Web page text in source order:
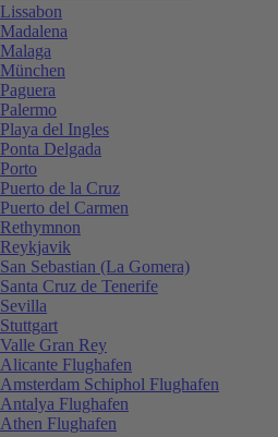
Lissabon
Madalena
Malaga
München
Paguera
Palermo
Playa del Ingles
Ponta Delgada
Porto
Puerto de la Cruz
Puerto del Carmen
Rethymnon
Reykjavik
San Sebastian (La Gomera)
Santa Cruz de Tenerife
Sevilla
Stuttgart
Valle Gran Rey
Alicante Flughafen
Amsterdam Schiphol Flughafen
Antalya Flughafen
Athen Flughafen